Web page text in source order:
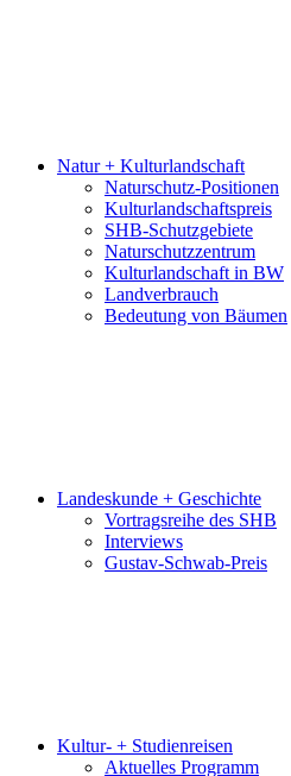
Natur + Kulturlandschaft
Naturschutz-Positionen
Kulturlandschaftspreis
SHB-Schutzgebiete
Naturschutzzentrum
Kulturlandschaft in BW
Landverbrauch
Bedeutung von Bäumen
Landeskunde + Geschichte
Vortragsreihe des SHB
Interviews
Gustav-Schwab-Preis
Kultur- + Studienreisen
Aktuelles Programm